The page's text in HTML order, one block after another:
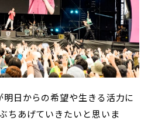
明日からの希望や生きる活力に
ちあげていきたいと思いま